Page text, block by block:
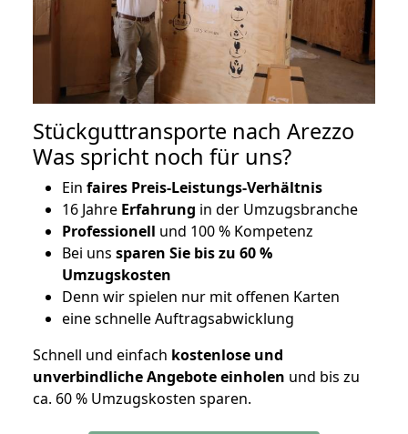
Stückguttransporte nach Arezzo
Was spricht noch für uns?
Ein faires Preis-Leistungs-Verhältnis
16 Jahre Erfahrung in der Umzugsbranche
Professionell und 100 % Kompetenz
Bei uns sparen Sie bis zu 60 %
Umzugskosten
Denn wir spielen nur mit offenen Karten
eine schnelle Auftragsabwicklung
Schnell und einfach kostenlose und
unverbindliche Angebote einholen und bis zu
ca. 60 % Umzugskosten sparen.